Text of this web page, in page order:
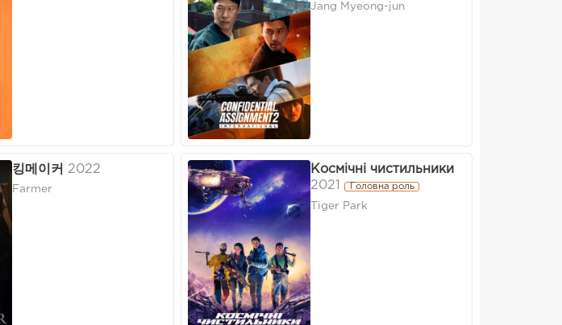
Jang Myeong-jun
킹메이커 2022
Farmer
Космічні чистильники
2021
Головна роль
Tiger Park